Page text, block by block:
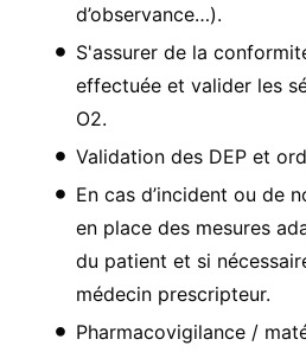
d’observance…).
S'assurer de la
effectuée et valider les
O2.
Validation des DEP et
En cas d’incident ou de
en place des mesures
du patient et si
médecin prescripteur.
Pharmacovigilance /